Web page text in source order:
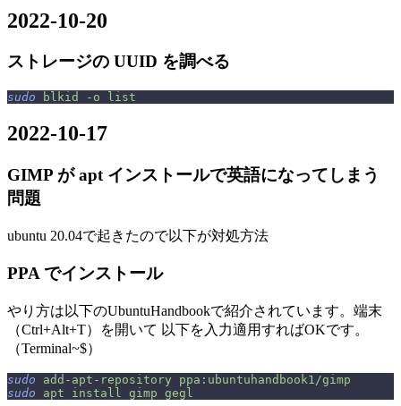
2022-10-20
ストレージの UUID を調べる
sudo blkid -o list
2022-10-17
GIMP が apt インストールで英語になってしまう
問題
ubuntu 20.04で起きたので以下が対処方法
PPA でインストール
やり方は以下のUbuntuHandbookで紹介されています。端末
（Ctrl+Alt+T）を開いて 以下を入力適用すればOKです。
（Terminal~$）
sudo add-apt-repository ppa:ubuntuhandbook1/gimp
sudo apt install gimp gegl